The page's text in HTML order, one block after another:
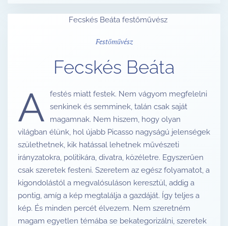
Festőművész
Fecskés Beáta
A
festés miatt festek. Nem vágyom megfelelni
senkinek és semminek, talán csak saját
magamnak. Nem hiszem, hogy olyan
világban élünk, hol újabb Picasso nagyságú jelenségek
születhetnek, kik hatással lehetnek művészeti
irányzatokra, politikára, divatra, közéletre. Egyszerűen
csak szeretek festeni. Szeretem az egész folyamatot, a
kigondolástól a megvalósuláson keresztül, addig a
pontig, amíg a kép megtalálja a gazdáját. Így teljes a
kép. És minden percét élvezem. Nem szeretném
magam egyetlen témába se bekategorizálni, szeretek